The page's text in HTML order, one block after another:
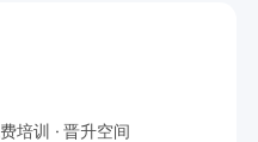
培训
晋升空间